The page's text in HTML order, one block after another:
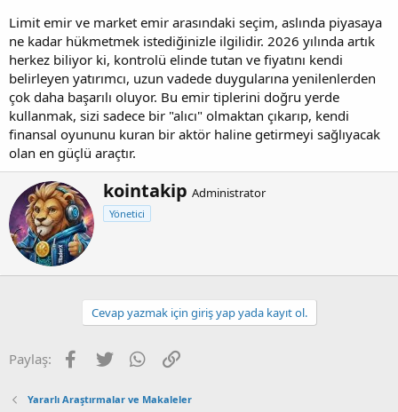
Limit emir ve market emir arasındaki seçim, aslında piyasaya
ne kadar hükmetmek istediğinizle ilgilidir. 2026 yılında artık
herkez biliyor ki, kontrolü elinde tutan ve fiyatını kendi
belirleyen yatırımcı, uzun vadede duygularına yenilenlerden
çok daha başarılı oluyor. Bu emir tiplerini doğru yerde
kullanmak, sizi sadece bir "alıcı" olmaktan çıkarıp, kendi
finansal oyununu kuran bir aktör haline getirmeyi sağlıyacak
olan en güçlü araçtır.
Y
a
z
kointakip Administrator
Yönetici
Cevap yazmak için giriş yap yada kayıt ol.
Paylaş: Facebook
Twitter WhatsApp
Yararlı Araştırmalar ve Makaleler